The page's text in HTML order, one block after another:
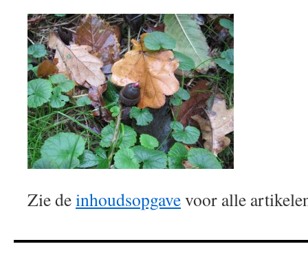
Zie deinhoudsopgavevoor alle